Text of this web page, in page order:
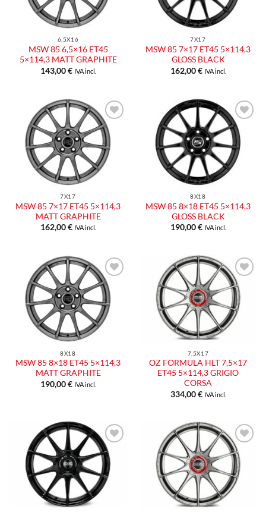
6,5X16
MSW 85 6,5×16 ET45
5×114,3 MATT GRAPHITE
143,00€ IVA incl.
7X17
MSW 85 7×17 ET45 5×114,3
GLOSS BLACK
162,00€ IVA incl.
7X17
MSW 85 7×17 ET45 5×114,3
MATT GRAPHITE
162,00€ IVA incl.
8X18
MSW 85 8×18 ET45 5×114,3
GLOSS BLACK
190,00€ IVA incl.
8X18
MSW 85 8×18 ET45 5×114,3
MATT GRAPHITE
190,00€ IVA incl.
7,5X17
OZ FORMULA HLT 7,5×17
ET45 5×114,3 GRIGIO
CORSA
334,00€ IVA incl.